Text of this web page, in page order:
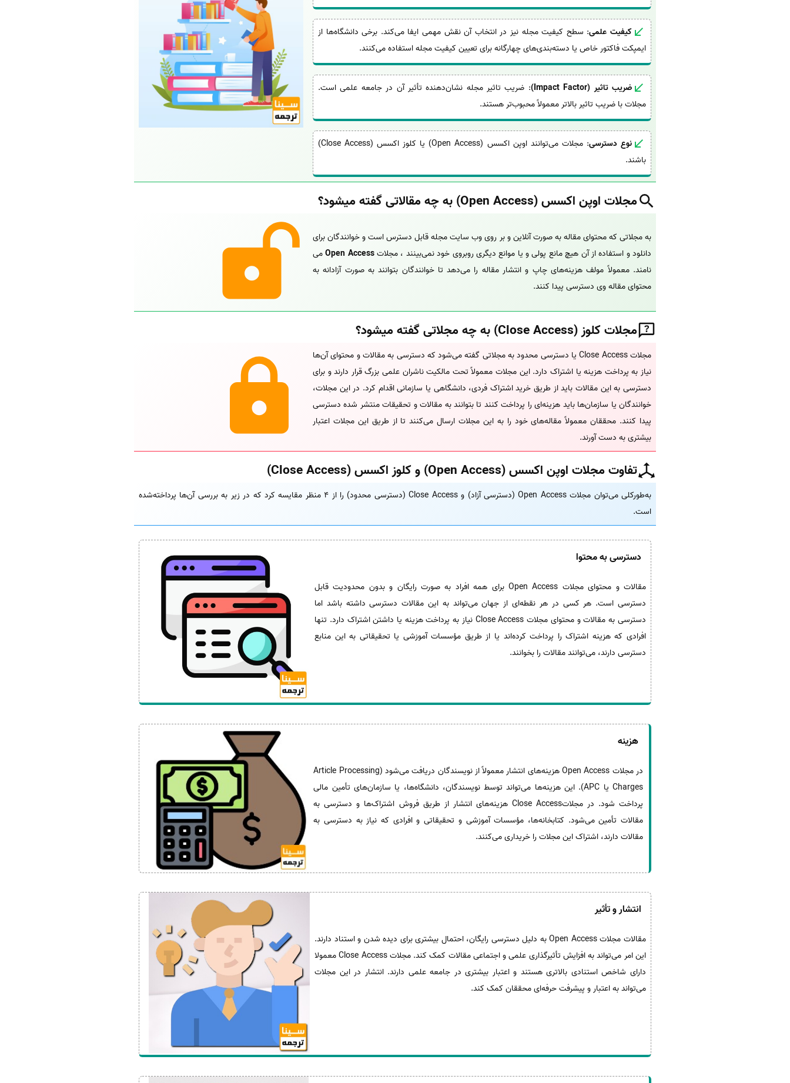
کیفیت علمی: سطح کیفیت مجله نیز در انتخاب آن نقش مهمی ایفا می‌کند. برخی دانشگاه‌ها از
ایمپکت فاکتور خاص یا دسته‌بندی‌های چهارگانه برای تعیین کیفیت مجله استفاده می‌کنند.
ضریب تاثیر (Impact Factor)
: ضریب تاثیر مجله نشان‌دهنده تأثیر آن در جامعه علمی است.
مجلات با ضریب تاثیر بالاتر معمولاً محبوب‌تر هستند.
نوع دسترسی
: مجلات می‌توانند اوپن اکسس (Open Access) یا کلوز اکسس (Close Access)
باشند.
مجلات اوپن اکسس (Open Access) به چه مقالاتی گفته میشود؟
به مجلاتی که محتوای مقاله به صورت آنلاین و بر روی وب سایت مجله قابل دسترس است و خوانندگان برای
دانلود و استفاده از آن هیچ مانع پولی و یا موانع دیگری روبروی خود نمی‌بینند ، مجلاتOpen Accessمی
نامند. معمولاً مولف هزینه‌های چاپ و انتشار مقاله را می‌دهد تا خوانندگان بتوانند به صورت آزادانه به
محتوای مقاله وی دسترسی پیدا کنند.
مجلات کلوز (Close Access) به چه مجلاتی گفته میشود؟
مجلات Close Access یا دسترسی محدود به مجلاتی گفته می‌شود که دسترسی به مقالات و محتوای آن‌ها
نیاز به پرداخت هزینه یا اشتراک دارد. این مجلات معمولاً تحت مالکیت ناشران علمی بزرگ قرار دارند و برای
دسترسی به این مقالات باید از طریق خرید اشتراک فردی، دانشگاهی یا سازمانی اقدام کرد. در این مجلات،
خوانندگان یا سازمان‌ها باید هزینه‌ای را پرداخت کنند تا بتوانند به مقالات و تحقیقات منتشر شده دسترسی
پیدا کنند. محققان معمولاً مقاله‌های خود را به این مجلات ارسال می‌کنند تا از طریق این مجلات اعتبار
بیشتری به دست آورند.
تفاوت مجلات اوپن اکسس (Open Access) و کلوز اکسس (Close Access)
به‌طورکلی می‌توان مجلات Open Access (دسترسی آزاد) و Close Access (دسترسی محدود) را از 4 منظر مقایسه کرد که در زیر به بررسی آن‌ها پرداخته‌شده
است.
دسترسی به محتوا
مقالات و محتوای مجلات Open Access برای همه افراد به صورت رایگان و بدون محدودیت قابل
دسترسی است. هر کسی در هر نقطه‌ای از جهان می‌تواند به این مقالات دسترسی داشته باشد اما
دسترسی به مقالات و محتوای مجلات Close Access نیاز به پرداخت هزینه یا داشتن اشتراک دارد. تنها
افرادی که هزینه اشتراک را پرداخت کرده‌اند یا از طریق مؤسسات آموزشی یا تحقیقاتی به این منابع
دسترسی دارند، می‌توانند مقالات را بخوانند.
هزینه
در مجلات Open Access
هزینه‌های انتشار معمولاً از نویسندگان دریافت می‌شود (Article Processing
Charges یا APC). این هزینه‌ها می‌تواند توسط نویسندگان، دانشگاه‌ها، یا سازمان‌های تأمین مالی
پرداخت شود. در مجلاتClose Access هزینه‌های انتشار از طریق فروش اشتراک‌ها و دسترسی به
مقالات تأمین می‌شود. کتابخانه‌ها، مؤسسات آموزشی و تحقیقاتی و افرادی که نیاز به دسترسی به
مقالات دارند، اشتراک این مجلات را خریداری می‌کنند.
انتشار و تأثیر
مقالات مجلات Open Access به دلیل دسترسی رایگان، احتمال بیشتری برای دیده شدن و استناد دارند.
این امر می‌تواند به افزایش تأثیرگذاری علمی و اجتماعی مقالات کمک کند. مجلات Close Access معمولا
دارای شاخص استنادی بالاتری هستند و اعتبار بیشتری در جامعه علمی دارند. انتشار در این مجلات
می‌تواند به اعتبار و پیشرفت حرفه‌ای محققان کمک کند.